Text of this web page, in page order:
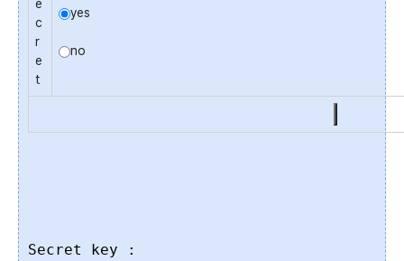
e
c
r
e
t
yes
no
Secret key :